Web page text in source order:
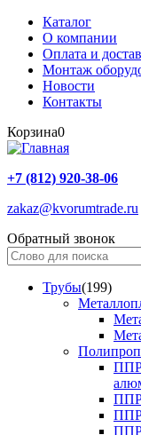
Каталог
О компании
Оплата и
Монтаж
Новости
Контакты
Корзина0
+7 (812) 920-38-06
zakaz@kvorumtrade.ru
Обратный звонок
Трубы(199)
ППР
ППР
ППР
ППР